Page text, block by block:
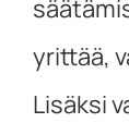
yrittää,
Lisäksi